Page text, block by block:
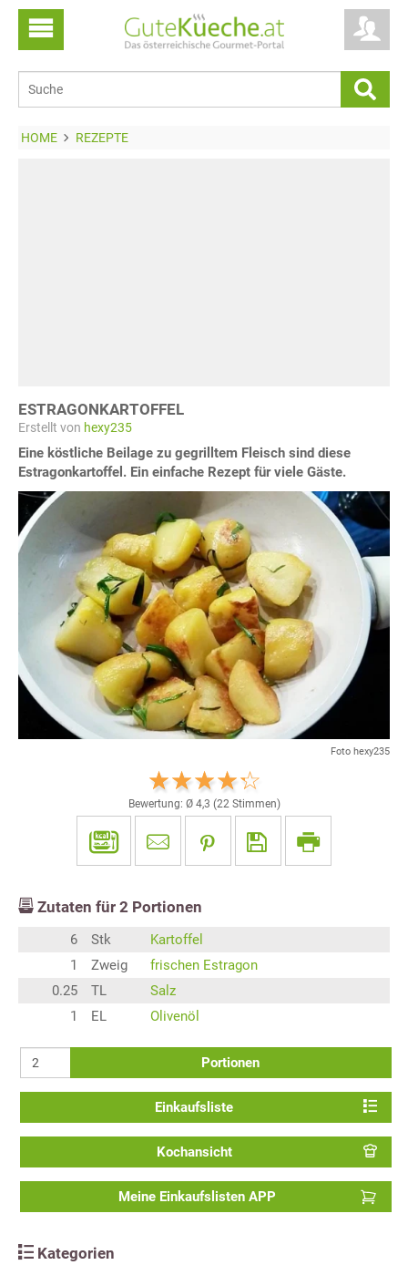
HOME REZEPTE
ESTRAGONKARTOFFEL
Erstellt von hexy235
Eine köstliche Beilage zu gegrilltem Fleisch sind diese
Estragonkartoffel. Ein einfache Rezept für viele Gäste.
Foto hexy235
Bewertung: Ø 4,3 (22Stimmen)
Zutaten für 2 Portionen
6 Stk
Kartoffel
1
Zweig
frischen Estragon
0.25
TL
Salz
1
EL Olivenöl
Portionen
Einkaufsliste
Kochansicht
Meine Einkaufslisten APP
Kategorien